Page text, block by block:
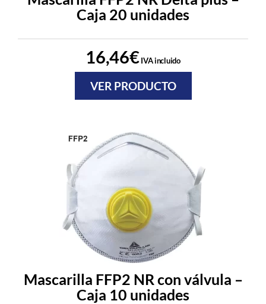
Caja 20 unidades
16,46€IVA incluido
VER PRODUCTO
Mascarilla FFP2 NR con válvula –
Caja 10 unidades